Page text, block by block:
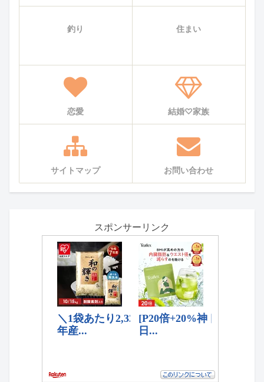
釣り 住まい
恋愛 結婚♡家族
サイトマップ お問い合わせ
スポンサーリンク